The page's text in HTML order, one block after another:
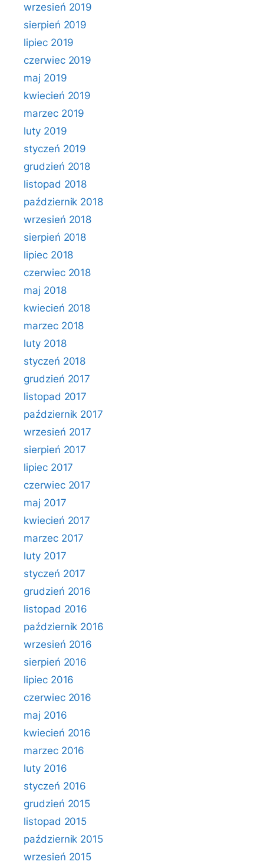
wrzesień 2019
sierpień 2019
lipiec 2019
czerwiec 2019
maj 2019
kwiecień 2019
marzec 2019
luty 2019
styczeń 2019
grudzień 2018
listopad 2018
październik 2018
wrzesień 2018
sierpień 2018
lipiec 2018
czerwiec 2018
maj 2018
kwiecień 2018
marzec 2018
luty 2018
styczeń 2018
grudzień 2017
listopad 2017
październik 2017
wrzesień 2017
sierpień 2017
lipiec 2017
czerwiec 2017
maj 2017
kwiecień 2017
marzec 2017
luty 2017
styczeń 2017
grudzień 2016
listopad 2016
październik 2016
wrzesień 2016
sierpień 2016
lipiec 2016
czerwiec 2016
maj 2016
kwiecień 2016
marzec 2016
luty 2016
styczeń 2016
grudzień 2015
listopad 2015
październik 2015
wrzesień 2015